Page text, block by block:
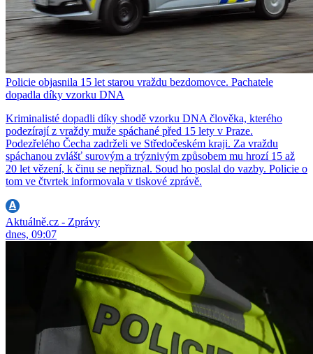
Policie objasnila 15 let starou vraždu bezdomovce. Pachatele
dopadla díky vzorku DNA
Kriminalisté dopadli díky shodě vzorku DNA člověka, kterého
podezírají z vraždy muže spáchané před 15 lety v Praze.
Podezřelého Čecha zadrželi ve Středočeském kraji. Za vraždu
spáchanou zvlášť surovým a trýznivým způsobem mu hrozí 15 až
20 let vězení, k činu se nepřiznal. Soud ho poslal do vazby. Policie o
tom ve čtvrtek informovala v tiskové zprávě.
Aktuálně.cz - Zprávy
dnes, 09:07